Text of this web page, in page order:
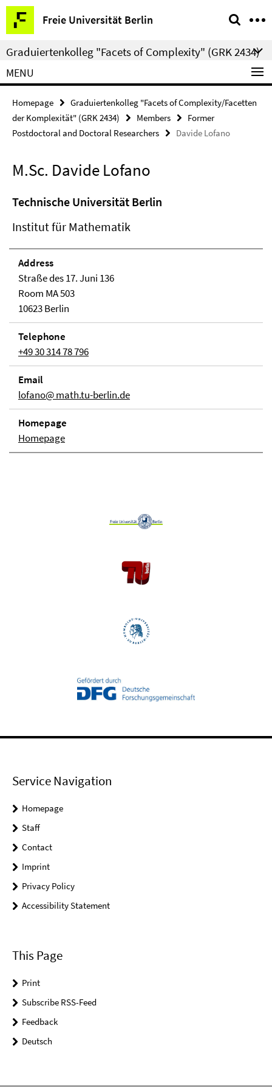
Springe
direkt
zu
Inhalt
Freie Universität Berlin
Service
Navigation
Graduiertenkolleg "Facets of Complexity" (GRK 2434)
MENU
Homepage
Graduiertenkolleg "Facets of Complexity/Facetten
der Komplexität" (GRK 2434)
Members
Former
Postdoctoral and Doctoral Researchers
Davide Lofano
M.Sc. Davide Lofano
Technische Universität Berlin
Institut für Mathematik
Address
Straße des 17. Juni 136
Room MA 503
10623 Berlin
Telephone
+49 30 314 78 796
Email
lofano@ math.tu-berlin.de
Homepage
Homepage
Service Navigation
Homepage
Staff
Contact
Imprint
Privacy Policy
Accessibility Statement
This Page
Print
Subscribe RSS-Feed
Feedback
Deutsch